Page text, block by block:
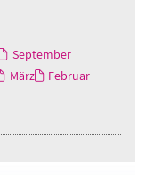
September
März
Februar